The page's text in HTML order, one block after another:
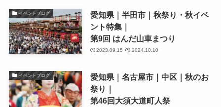
イベントブログ
愛知県｜半田市｜秋祭り・秋イベ
ント特集｜
第9回 はんだ山車まつり
2023.09.15 2024.10.10
イベントブログ
愛知県｜名古屋市｜中区｜秋のお
祭り｜
第46回大須大道町人祭